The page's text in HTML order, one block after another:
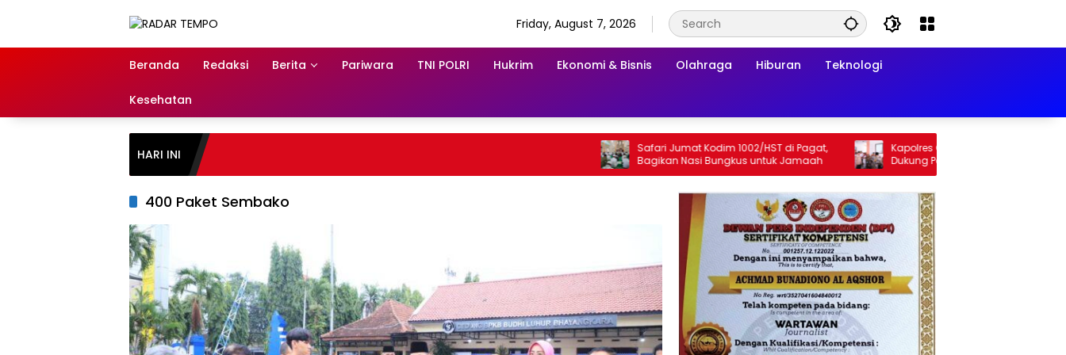
Friday, August 7, 2026
Beranda Redaksi Berita Pariwara TNI POLRI Hukrim Ekonomi & Bisnis Olahraga Hiburan Teknologi
Kesehatan
HARI INI
Safari Jumat Kodim 1002/HST di Pagat,
Bagikan Nasi Bungkus untuk Jamaah
Kapolres Gresik Tegaskan Komitmen Polri
Dukung Pendidikan Berkualitas
400 Paket Sembako